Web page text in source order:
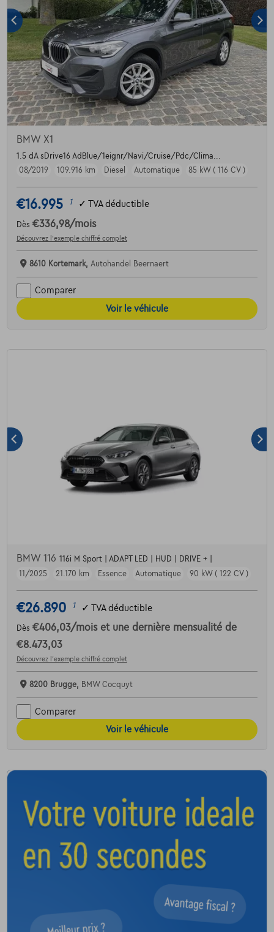
BMW X1
1.5 dA sDrive16 AdBlue/1eignr/Navi/Cruise/Pdc/Clima...
08/2019
109.916 km Diesel Automatique 85 kW ( 116 CV )
€16.995 1 ✓ TVA déductible
Dès €336,98/mois
Découvrez l’exemple chiffré complet
8610 Kortemark, Autohandel Beernaert
Comparer
Voir le véhicule
BMW 116 116i M Sport | ADAPT LED | HUD | DRIVE + |
11/2025
21.170 km Essence Automatique 90 kW ( 122 CV )
€26.890 1 ✓ TVA déductible
Dès €406,03/mois et une dernière mensualité de
€8.473,03
Découvrez l’exemple chiffré complet
8200 Brugge, BMW Cocquyt
Comparer
Voir le véhicule